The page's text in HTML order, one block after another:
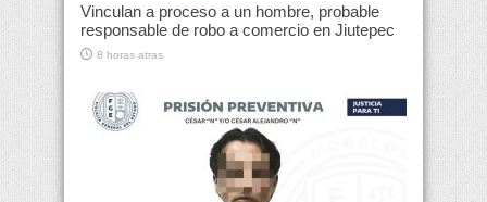
Vinculan a proceso a un hombre, probable
responsable de robo a comercio en Jiutepec
8 horas atras